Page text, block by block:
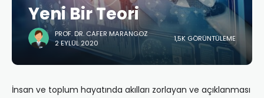
Yeni Bir Teori
PROF. DR. CAFER MARANGOZ
2 EYLÜL 2020
1,5K GÖRÜNTÜLEME
İnsan ve toplum hayatında akılları zorlayan ve açıklanması